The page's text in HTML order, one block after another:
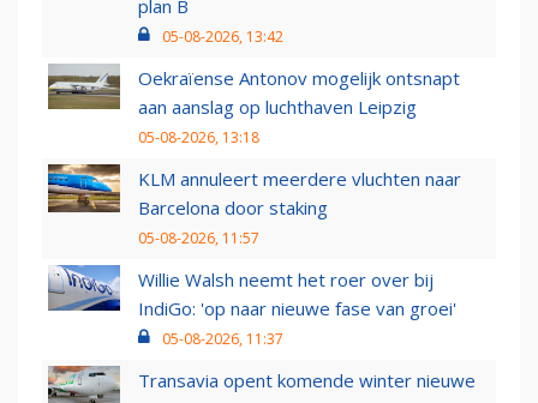
plan B
05-08-2026, 13:42
Oekraïense Antonov mogelijk ontsnapt
aan aanslag op luchthaven Leipzig
05-08-2026, 13:18
KLM annuleert meerdere vluchten naar
Barcelona door staking
05-08-2026, 11:57
Willie Walsh neemt het roer over bij
IndiGo: 'op naar nieuwe fase van groei'
05-08-2026, 11:37
Transavia opent komende winter nieuwe